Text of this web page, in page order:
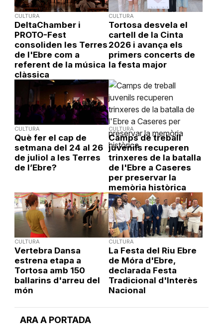
ARA A PORTADA
CULTURA
DeltaChamber i
PROTO-Fest
consoliden les Terres
de l'Ebre com a
referent de la música
clàssica
CULTURA
Tortosa desvela el
cartell de la Cinta
2026 i avança els
primers concerts de
la festa major
CULTURA
Què fer el cap de
setmana del 24 al 26
de juliol a les Terres
de l’Ebre?
CULTURA
Camps de treball
juvenils recuperen
trinxeres de la batalla
de l'Ebre a Caseres
per preservar la
memòria històrica
CULTURA
Vertebra Dansa
estrena etapa a
Tortosa amb 150
ballarins d'arreu del
món
CULTURA
La Festa del Riu Ebre
de Móra d'Ebre,
declarada Festa
Tradicional d'Interès
Nacional